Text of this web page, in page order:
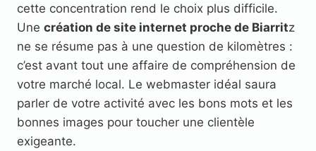
cette concentration rend le choix plus difficile.
Une création de site internet proche de Biarritz
ne se résume pas à une question de kilomètres :
c’est avant tout une affaire de compréhension de
votre marché local. Le webmaster idéal saura
parler de votre activité avec les bons mots et les
bonnes images pour toucher une clientèle
exigeante.